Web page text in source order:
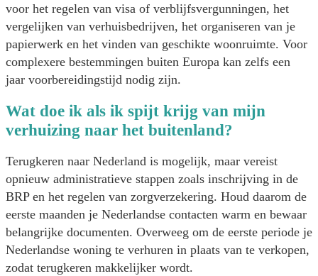
voor het regelen van visa of verblijfsvergunningen, het
vergelijken van verhuisbedrijven, het organiseren van je
papierwerk en het vinden van geschikte woonruimte. Voor
complexere bestemmingen buiten Europa kan zelfs een
jaar voorbereidingstijd nodig zijn.
Wat doe ik als ik spijt krijg van mijn
verhuizing naar het buitenland?
Terugkeren naar Nederland is mogelijk, maar vereist
opnieuw administratieve stappen zoals inschrijving in de
BRP en het regelen van zorgverzekering. Houd daarom de
eerste maanden je Nederlandse contacten warm en bewaar
belangrijke documenten. Overweeg om de eerste periode je
Nederlandse woning te verhuren in plaats van te verkopen,
zodat terugkeren makkelijker wordt.